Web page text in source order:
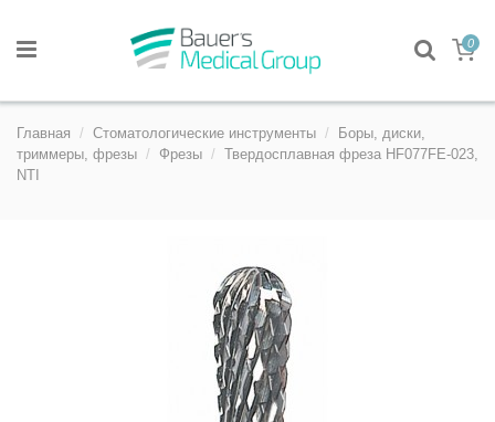
0
Главная Стоматологические инструменты
Боры, диски,
триммеры, фрезы
Фрезы
Твердосплавная фреза HF077FE-023,
NTI